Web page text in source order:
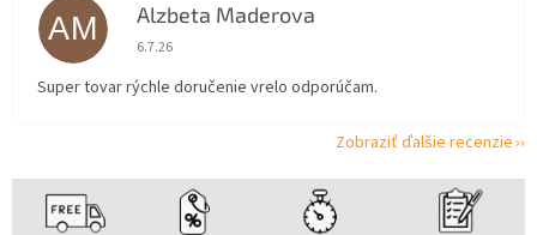
AM Alzbeta Maderova
Hodnotenie obchodu je 5 z 5 hviezdičiek.
6.7.26
Super tovar rýchle doručenie vrelo odporúčam.
Zobraziť ďalšie recenzie